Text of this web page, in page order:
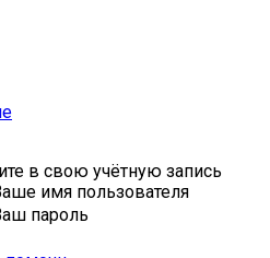
в свою учётную запись
имя пользователя
пароль